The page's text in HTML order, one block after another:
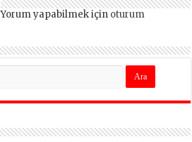
Yorum yapabilmek için oturum